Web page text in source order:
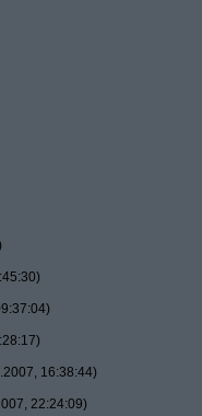
16:38:44)
22:24:09)